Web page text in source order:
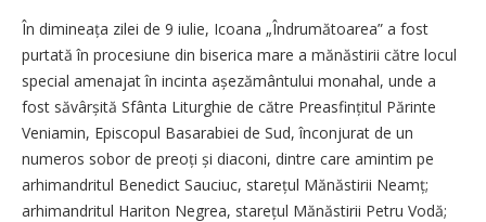
În dimineața zilei de 9 iulie, Icoana „Îndrumătoarea” a fost
purtată în procesiune din biserica mare a mănăstirii către locul
special amenajat în incinta așezământului monahal, unde a
fost săvârșită Sfânta Liturghie de către Preasfințitul Părinte
Veniamin, Episcopul Basarabiei de Sud, înconjurat de un
numeros sobor de preoți și diaconi, dintre care amintim pe
arhimandritul Benedict Sauciuc, starețul Mănăstirii Neamț;
arhimandritul Hariton Negrea, starețul Mănăstirii Petru Vodă;